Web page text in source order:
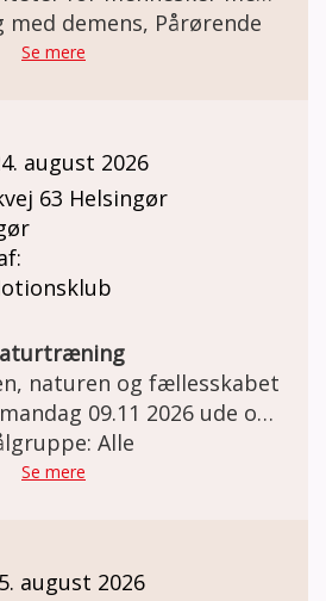
med familie og venner.
med demens, Pårørende
Se mere
august 2026
63 Helsingør
naturen og fællesskabet
09.11 2026 ude og
Hegn. Mødested:
Gl. Hellebækvej 63 i
Alle
Se mere
august 2026